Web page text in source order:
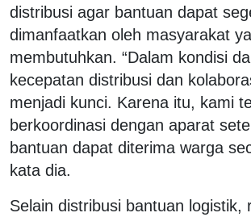
distribusi agar bantuan dapat
dimanfaatkan oleh masyarakat
membutuhkan. “Dalam kondisi
kecepatan distribusi dan
menjadi kunci. Karena itu, kami
berkoordinasi dengan aparat
bantuan dapat diterima warga
kata dia.
Selain distribusi bantuan logistik,